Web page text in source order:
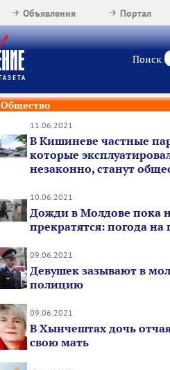
Портал
Объявления
Поиск
Общество
11.06.2021
В Кишиневе частные
которые
незаконно, станут
10.06.2021
Дожди в Молдове пока
прекратятся: погода на
09.06.2021
Девушек зазывают в
полицию
09.06.2021
В Хынчештах дочь
свою мать